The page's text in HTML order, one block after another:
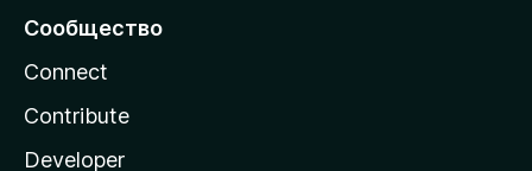
Сообщество
Connect
Contribute
Developer